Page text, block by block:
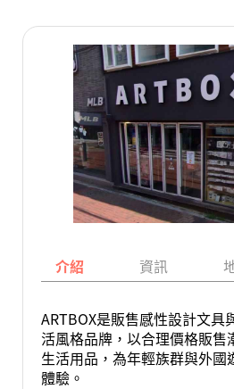
介紹 資訊
ARTBOX是販售感性設計文具
活風格品牌，以合理價格販售
生活用品，為年輕族群與外國
體驗。